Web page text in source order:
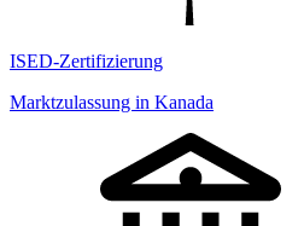
ISED-Zertifizierung
Marktzulassung in Kanada